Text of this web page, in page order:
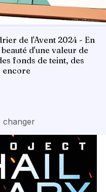
de l'Avent 2024 - En
d'une valeur de
fonds de teint, des
encore
changer